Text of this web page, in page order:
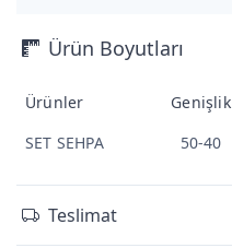
Ürün Boyutları
Ürünler Genişlik
SET SEHPA
50-40
Teslimat